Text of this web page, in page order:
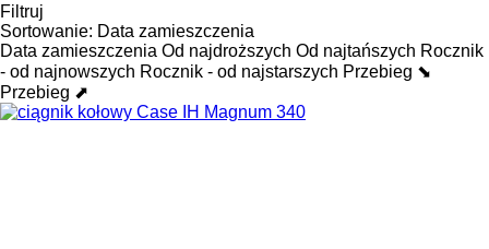
Filtruj
Sortowanie: Data zamieszczenia
Data zamieszczenia Od najdroższych Od najtańszych Rocznik
- od najnowszych Rocznik - od najstarszych Przebieg ⬊
Przebieg ⬈